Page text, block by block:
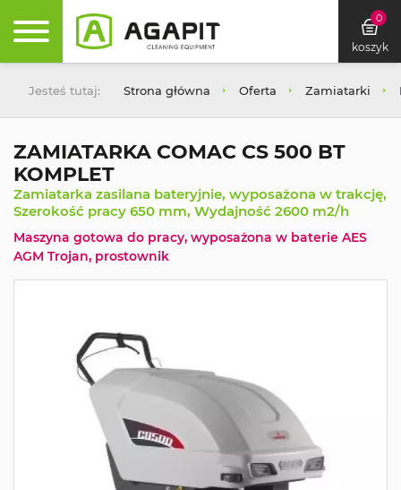
0
koszyk
Jesteś tutaj: Strona główna Oferta Zamiatarki
ZAMIATARKA COMAC CS 500 BT
KOMPLET
Zamiatarka zasilana bateryjnie, wyposażona w trakcję,
Szerokość pracy 650 mm, Wydajność 2600 m2/h
Maszyna gotowa do pracy, wyposażona w baterie AES
AGM Trojan, prostownik